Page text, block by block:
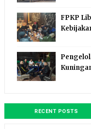
FPKP
RECENT POSTS